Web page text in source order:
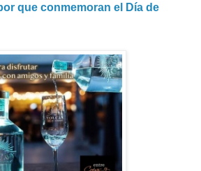
que conmemoran el Día de